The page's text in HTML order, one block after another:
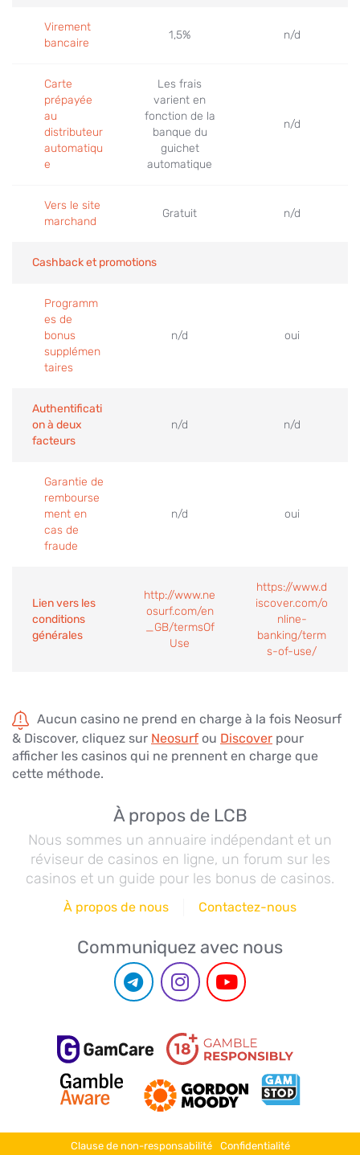
Virement
bancaire
1,5% n/d
Carte
prépayée
au
distributeur
automatiqu
e
Les frais
varient en
fonction de la
banque du
guichet
automatique
n/d
Vers le site
marchand
Gratuit n/d
Cashback et promotions
Programm
es de
bonus
supplémen
taires
n/d oui
Authentificati
on à deux
facteurs
n/d n/d
Garantie de
rembourse
ment en
cas de
fraude
n/d oui
Lien vers les
conditions
générales
http://www.ne
osurf.com/en
_GB/termsOf
Use
https://www.d
iscover.com/o
nline-
banking/term
s-of-use/
Aucun casino ne prend en charge à la fois Neosurf
& Discover, cliquez sur Neosurf ou Discover pour
afficher les casinos qui ne prennent en charge que
cette méthode.
À propos de LCB
Nous sommes un annuaire indépendant et un
réviseur de casinos en ligne, un forum sur les
casinos et un guide pour les bonus de casinos.
À propos de nous Contactez-nous
Communiquez avec nous
Clause de non-responsabilité Confidentialité